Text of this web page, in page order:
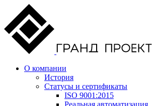
О компании
История
Статусы и сертификаты
ISO 9001:2015
Реальная автоматизация